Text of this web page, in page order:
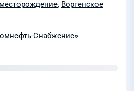
"Центр"
, Воргенское
Снабжение»